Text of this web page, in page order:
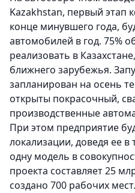
Kazakhstan, первый этап
конце минувшего года,
автомобилей в год. 75%
реализовать в
ближнего зарубежья.
запланирован на осень
открыты покрасочный,
производственные
При этом предприятие
локализации, доведя ее в
одну модель в
проекта составляет 25
создано 700 рабочих мест.